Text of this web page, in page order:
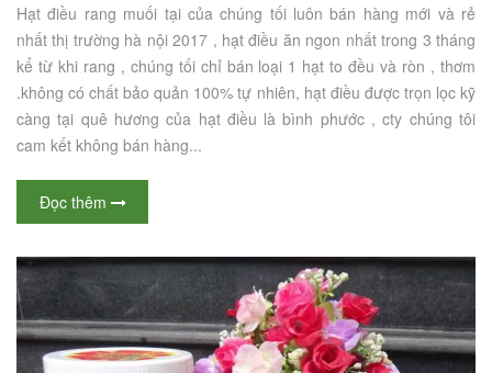
Hạt điều rang muối tại của chúng tối luôn bán hàng mới và rẻ
nhất thị trường hà nội 2017 , hạt điều ăn ngon nhất trong 3 tháng
kể từ khi rang , chúng tối chỉ bán loại 1 hạt to đều và ròn , thơm
.không có chất bảo quản 100% tự nhiên, hạt điều được trọn lọc kỹ
càng tại quê hương của hạt điều là bình phước , cty chúng tôi
cam kết không bán hàng...
Đọc thêm